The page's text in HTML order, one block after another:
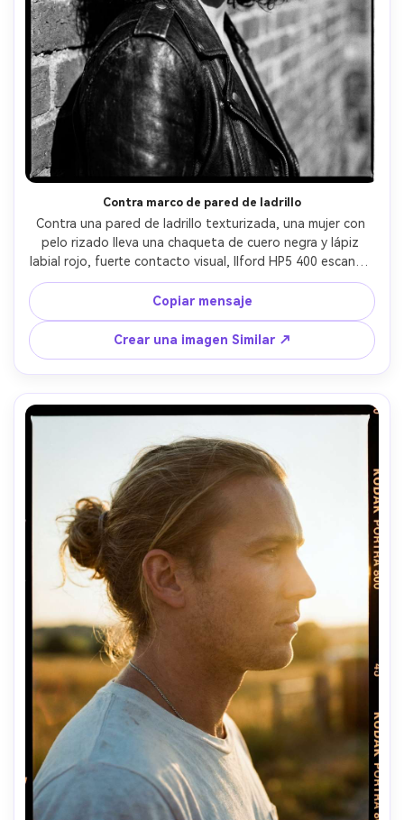
Contra marco de pared de ladrillo
Contra una pared de ladrillo texturizada, una mujer con
pelo rizado lleva una chaqueta de cuero negra y lápiz
labial rojo, fuerte contacto visual, Ilford HP5 400 escaneo
de 35 mm en blanco y negro con grano nítido, sensación
Leica M6+50 mm, composición clásica de cabeza y
hombros, luz lateral dura con borde de sombra nítido,
estado de ánimo editorial audaz, textura de piel realista,
alta resolución- -ar 4:5
Copiar mensaje
Crear una imagen Similar ↗